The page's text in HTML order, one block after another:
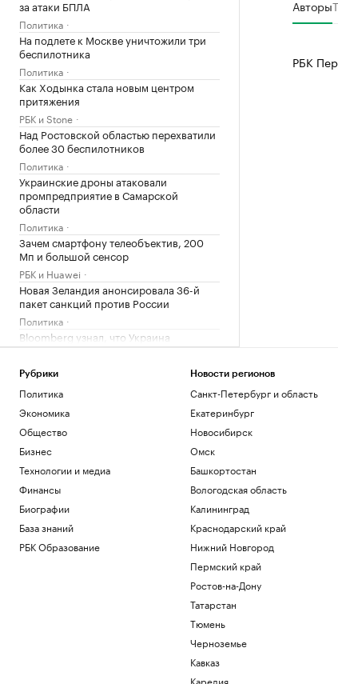
за атаки БПЛА
Политика
На подлете к Москве уничтожили три
беспилотника
Политика
Как Ходынка стала новым центром
притяжения
РБК и Stone
Над Ростовской областью перехватили
более 30 беспилотников
Политика
Украинские дроны атаковали
промпредприятие в Самарской
области
Политика
Зачем смартфону телеобъектив, 200
Мп и большой сенсор
РБК и Huawei
Новая Зеландия анонсировала 36-й
пакет санкций против России
Политика
Bloomberg узнал, что Украина
пообещала США больше не атаковать
Политика
Axios узнал, что OpenAI замедлила
разработку ИИ-модели Astra
Технологии и медиа
В Московской области отменили
ракетную опасность
Политика
Мэр Киева сообщил о пожарах после
взрывов
Политика
Загрузить еще
Авторы
РБК
Рубрики
Политика
Экономика
Общество
Бизнес
Технологии и медиа
Финансы
Биографии
База знаний
РБК Образование
Новости регионов
Санкт-Петербург и область
Екатеринбург
Новосибирск
Омск
Башкортостан
Вологодская область
Калининград
Краснодарский край
Нижний Новгород
Пермский край
Ростов-на-Дону
Татарстан
Тюмень
Черноземье
Кавказ
Карелия